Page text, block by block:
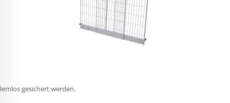
gesichert werden.